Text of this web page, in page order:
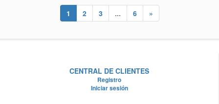
1 2 3 ... 6 »
CENTRAL DE CLIENTES
Registro
Iniciar sesión